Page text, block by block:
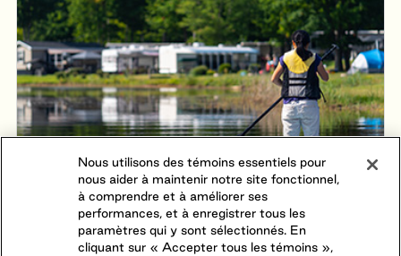
Nous utilisons des témoins essentiels pour
nous aider à maintenir notre site fonctionnel,
à comprendre et à améliorer ses
performances, et à enregistrer tous les
paramètres qui y sont sélectionnés. En
cliquant sur « Accepter tous les témoins »,